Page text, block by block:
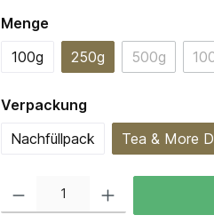
Mengeauswählen
100g
250g 500g
(Diese
Verpackungauswählen
Nachfüllpack
Tea & More